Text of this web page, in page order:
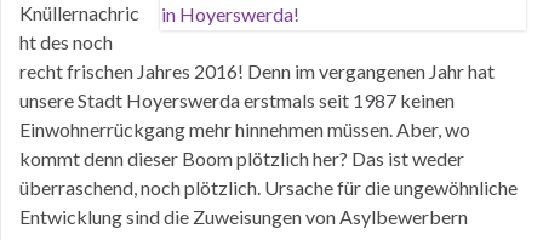
Knüllernachric
ht des noch
recht frischen Jahres 2016! Denn im vergangenen Jahr hat
unsere Stadt Hoyerswerda erstmals seit 1987 keinen
Einwohnerrückgang mehr hinnehmen müssen. Aber, wo
kommt denn dieser Boom plötzlich her? Das ist weder
überraschend, noch plötzlich. Ursache für die ungewöhnliche
Entwicklung sind die Zuweisungen von Asylbewerbern